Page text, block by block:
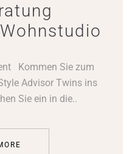
Kommen Sie zum
Advisor Twins ins
Sie ein in die..